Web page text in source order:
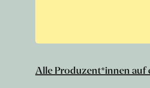
Alle Produzent*innen auf